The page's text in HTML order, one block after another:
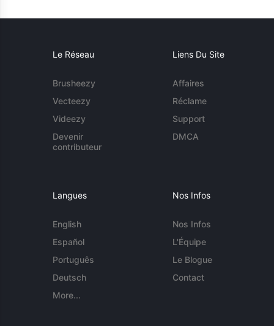
Le Réseau
Brusheezy
Vecteezy
Videezy
Devenir
contributeur
Liens Du Site
Affaires
Réclame
Support
DMCA
Langues
English
Español
Português
Deutsch
More...
Nos Infos
Nos Infos
L'Équipe
Le Blogue
Contact